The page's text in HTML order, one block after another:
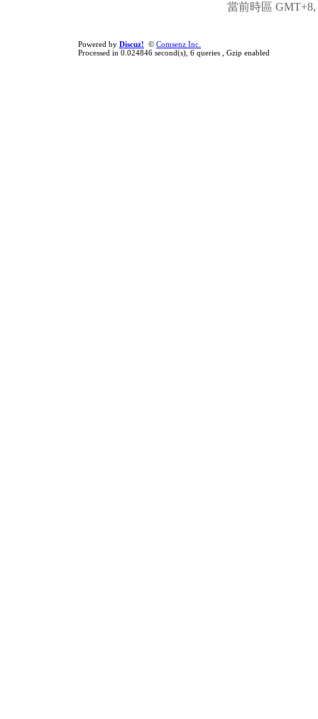
當前時區 GMT+8,
Powered by Discuz! © Comsenz Inc.
Processed in 0.024846 second(s), 6 queries , Gzip enabled